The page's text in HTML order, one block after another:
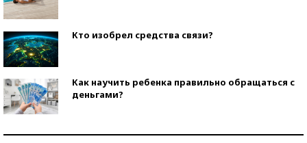
Кто изобрел средства связи?
Как научить ребенка правильно обращаться с
деньгами?